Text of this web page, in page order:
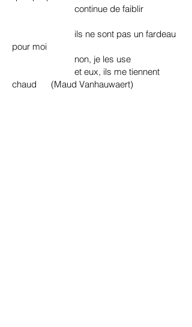
continue de faiblir
ils ne sont pas un fardeau
pour moi
non, je les use
et eux, ils me tiennent
chaud (Maud Vanhauwaert)